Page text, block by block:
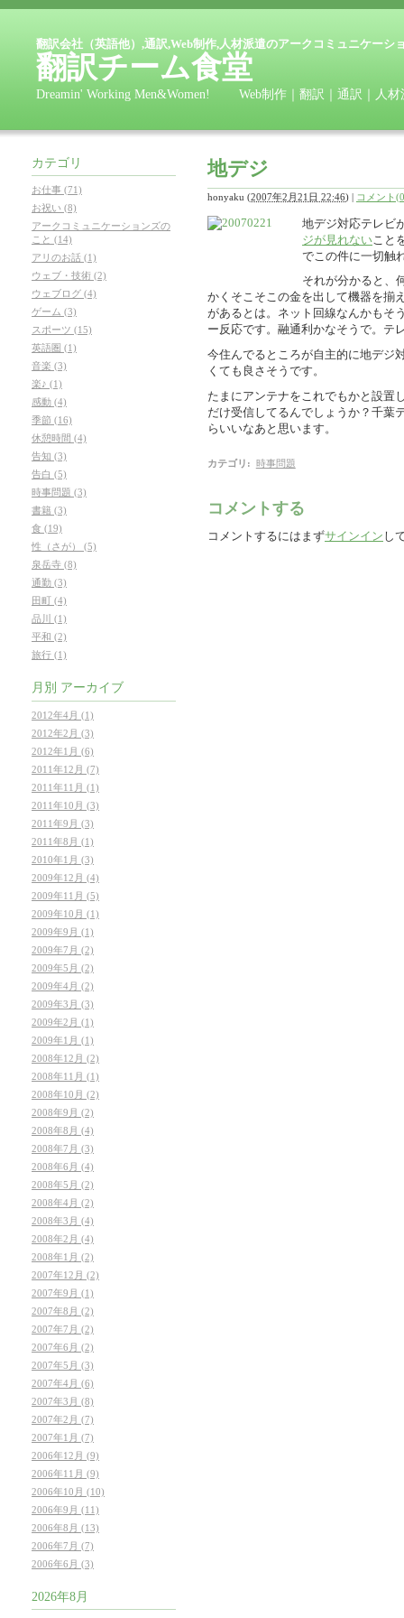
翻訳会社（英語他）,通訳,Web制作,人材派遣のアークコミュニケーシ
翻訳チーム食堂
Dreamin' Working Men&Women! Web制作｜翻訳｜通訳｜人
地デジ
honyaku (2007年2月21日 22:46) | コメント
地デジ対応テレビ
ジが見れない こと
でこの件に一切触
それが分かると、
かくそこそこの金を出して機器を揃
があるとは。ネット回線なんかもそ
ー反応です。融通利かなそうで。テ
今住んでるところが自主的に地デジ
くても良さそうです。
たまにアンテナをこれでもかと設置
だけ受信してるんでしょうか？千葉
らいいなあと思います。
カテゴリ : 時事問題
コメントする
コメントするにはまずサインイン し
カテゴリ
お仕事 (71)
お祝い (8)
アークコミュニケーションズの
こと (14)
アリのお話 (1)
ウェブ・技術 (2)
ウェブログ (4)
ゲーム (3)
スポーツ (15)
英語圏 (1)
音楽 (3)
楽♪ (1)
感動 (4)
季節 (16)
休憩時間 (4)
告知 (3)
告白 (5)
時事問題 (3)
書籍 (3)
食 (19)
性（さが） (5)
泉岳寺 (8)
通勤 (3)
田町 (4)
品川 (1)
平和 (2)
旅行 (1)
月別 アーカイブ
2012年4月 (1)
2012年2月 (3)
2012年1月 (6)
2011年12月 (7)
2011年11月 (1)
2011年10月 (3)
2011年9月 (3)
2011年8月 (1)
2010年1月 (3)
2009年12月 (4)
2009年11月 (5)
2009年10月 (1)
2009年9月 (1)
2009年7月 (2)
2009年5月 (2)
2009年4月 (2)
2009年3月 (3)
2009年2月 (1)
2009年1月 (1)
2008年12月 (2)
2008年11月 (1)
2008年10月 (2)
2008年9月 (2)
2008年8月 (4)
2008年7月 (3)
2008年6月 (4)
2008年5月 (2)
2008年4月 (2)
2008年3月 (4)
2008年2月 (4)
2008年1月 (2)
2007年12月 (2)
2007年9月 (1)
2007年8月 (2)
2007年7月 (2)
2007年6月 (2)
2007年5月 (3)
2007年4月 (6)
2007年3月 (8)
2007年2月 (7)
2007年1月 (7)
2006年12月 (9)
2006年11月 (9)
2006年10月 (10)
2006年9月 (11)
2006年8月 (13)
2006年7月 (7)
2006年6月 (3)
2026年8月